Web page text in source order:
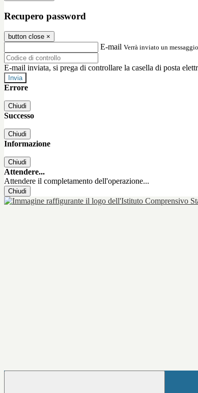
Recupero password
button close ×
E-mail Verrà inviato un
E-mail inviata, si prega di controllare la casella di posta
Errore
Chiudi
Successo
Chiudi
Informazione
Chiudi
Attendere...
Attendere il completamento dell'operazione...
Chiudi